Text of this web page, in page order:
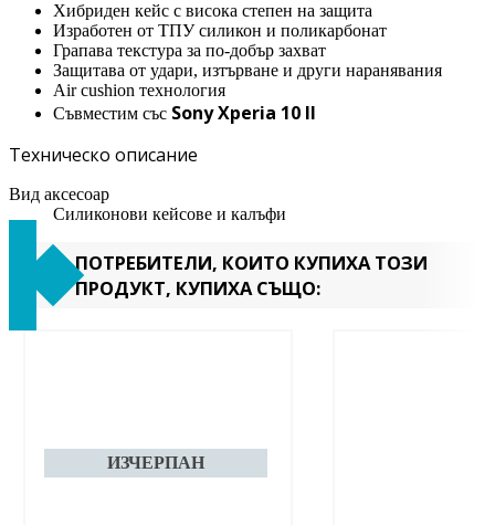
Хибриден кейс с висока степен на защита
Изработен от ТПУ силикон и поликарбонат
Грапава текстура за по-добър захват
Защитава от удари, изтърване и други наранявания
Air cushion технология
Съвместим със Sony Xperia 10 II
Техническо описание
Вид аксесоар
Силиконови кейсове и калъфи
ПОТРЕБИТЕЛИ, КОИТО КУПИХА ТОЗИ
ПРОДУКТ, КУПИХА СЪЩО: